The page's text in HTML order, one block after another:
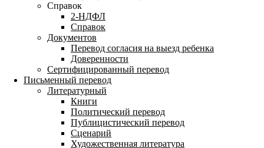
Справок
2-НДФЛ
Справок
Документов
Перевод согласия на выезд ребенка
Доверенности
Сертифицированный перевод
Письменный перевод
Литературный
Книги
Политический перевод
Публицистический перевод
Сценарий
Художественная литература